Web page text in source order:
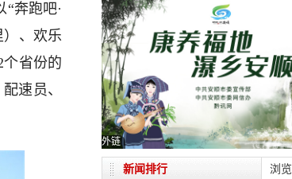
奔跑吧·
）、欢乐
个省份的
速员、
外链
浏览
新闻排行